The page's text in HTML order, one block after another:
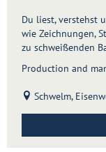
Du liest, verstehst
wie Zeichnungen,
zu schweißenden
Production and
Schwelm,